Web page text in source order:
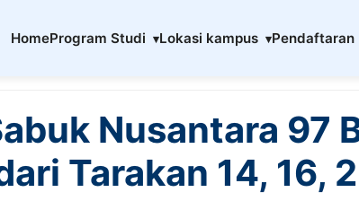
HomeProgram Studi Lokasi kampus Pendaftaran
Nusantara 97
Tarakan 14, 16,